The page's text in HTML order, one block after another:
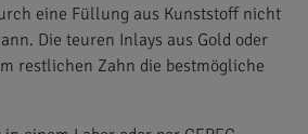
eine Füllung aus Kunststoff nicht
Die teuren Inlays aus Gold oder
restlichen Zahn die bestmögliche